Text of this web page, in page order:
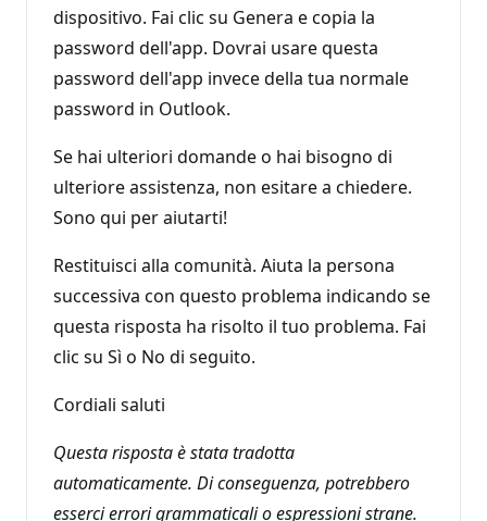
dispositivo. Fai clic su Genera e copia la
password dell'app. Dovrai usare questa
password dell'app invece della tua normale
password in Outlook.
Se hai ulteriori domande o hai bisogno di
ulteriore assistenza, non esitare a chiedere.
Sono qui per aiutarti!
Restituisci alla comunità. Aiuta la persona
successiva con questo problema indicando se
questa risposta ha risolto il tuo problema. Fai
clic su Sì o No di seguito.
Cordiali saluti
Questa risposta è stata tradotta
automaticamente. Di conseguenza, potrebbero
esserci errori grammaticali o espressioni strane.